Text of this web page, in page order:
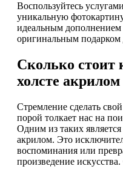
Воспользуйтесь
уникальную
идеальным
оригинальным подарком
Сколько стоит
холсте
Стремление сделать
порой толкает нас на
Одним из таких
акрилом. Это
воспоминания или
произведение